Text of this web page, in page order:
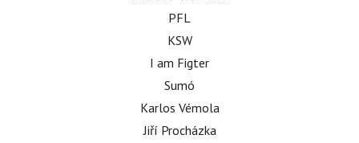
PFL
KSW
I am Figter
Sumó
Karlos Vémola
Jiří Procházka